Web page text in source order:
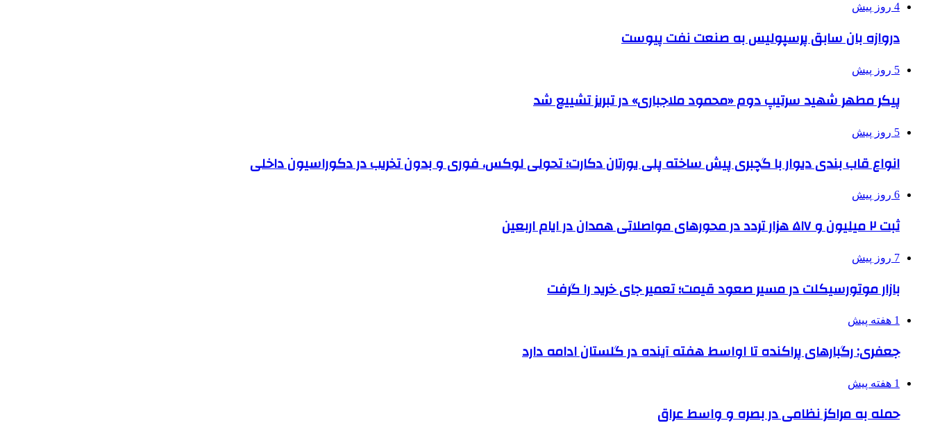
4 روز پیش
دروازه بان سابق پرسپولیس به صنعت نفت پیوست
5 روز پیش
پیکر مطهر شهید سرتیپ دوم «محمود ملاجباری» در تبریز تشییع شد
5 روز پیش
انواع قاب بندی دیوار با گچبری پیش ساخته پلی یورتان دکارت؛ تحولی لوکس، فوری و بدون تخریب در دکوراسیون داخلی
6 روز پیش
ثبت ۲ میلیون و ۵۱۷ هزار تردد در محورهای مواصلاتی همدان در ایام اربعین
7 روز پیش
بازار موتورسیکلت در مسیر صعود قیمت؛ تعمیر جای خرید را گرفت
1 هفته پیش
جعفری: رگبارهای پراکنده تا اواسط هفته آینده در گلستان ادامه دارد
1 هفته پیش
حمله به مراکز نظامی در بصره و واسط عراق